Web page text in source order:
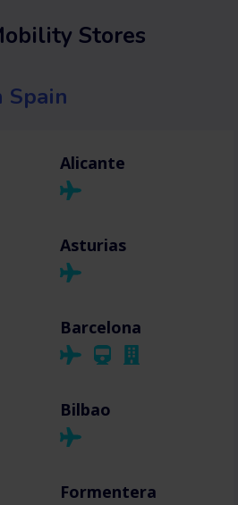
Stores
Spain
Alicante
Asturias
Barcelona
Bilbao
Formentera